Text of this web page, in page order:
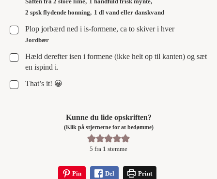
2 spsk flydende honning, 1 dl vand eller danskvand
▢
Plop jorbærd ned i is-formene, ca to skiver i hver
Jordbær
▢
Hæld derefter isen i formene (ikke helt op til kanten) og sæt
en ispind i.
▢
That’s it! 😀
Kunne du lide opskriften?
(Klik på stjernerne for at bedømme)
5 fra 1 stemme
Pin Del Print